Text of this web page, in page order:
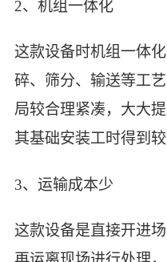
2、机组一体化
这款设备时机组一体
碎、筛分、输送等工
局较合理紧凑，大大
其基础安装工时得到较
3、运输成本少
这款设备是直接开进